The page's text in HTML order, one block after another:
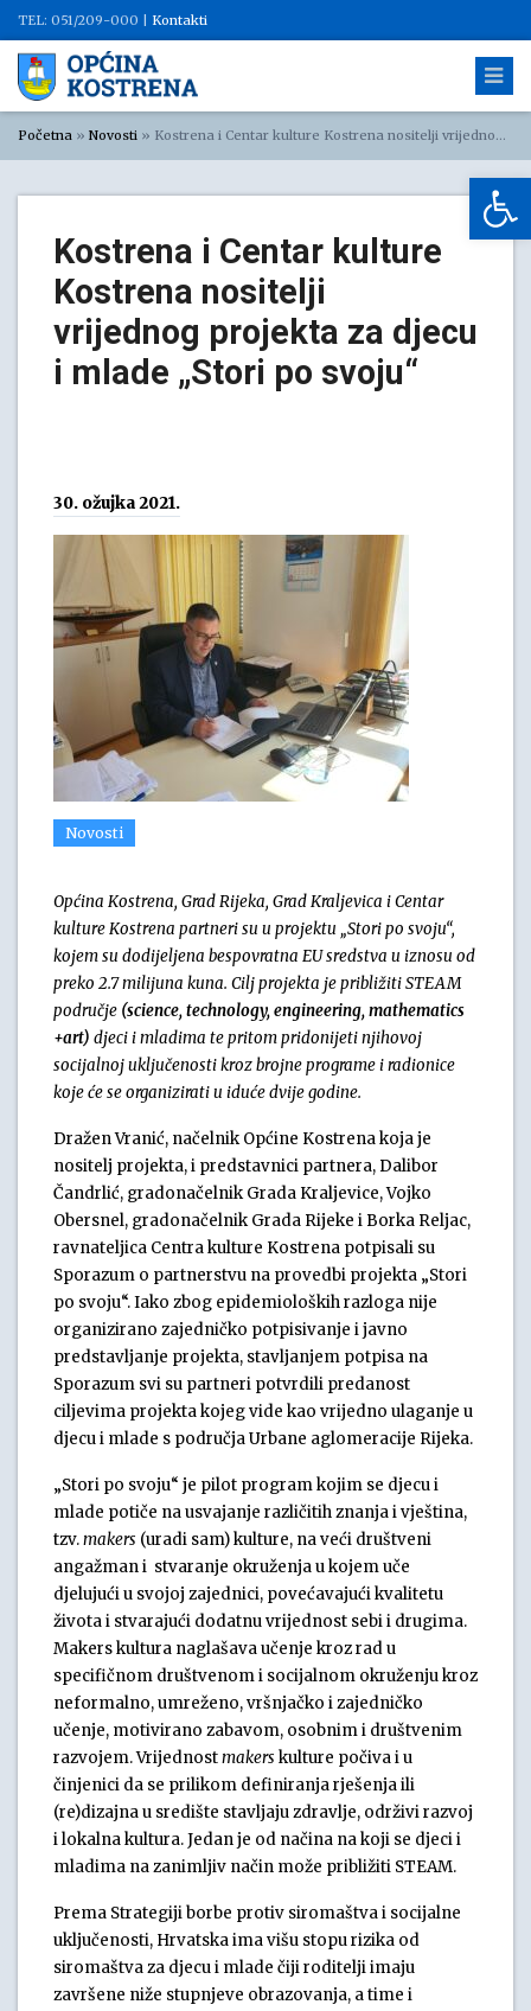
TEL: 051/209-000 | Kontakti
Početna » Novosti » Kostrena i Centar kulture Kostrena nositelji vrijednog projekta za djecu i mlade „Stori po svoju“
Kostrena i Centar kulture
Kostrena nositelji
vrijednog projekta za djecu
i mlade „Stori po svoju“
30. ožujka 2021.
Novosti
Općina Kostrena, Grad Rijeka, Grad Kraljevica i Centar
kulture Kostrena partneri su u projektu „Stori po svoju“,
kojem su dodijeljena bespovratna EU sredstva u iznosu od
preko 2.7 milijuna kuna. Cilj projekta je približiti STEAM
područje (science, technology, engineering, mathematics
+art) djeci i mladima te pritom pridonijeti njihovoj
socijalnoj uključenosti kroz brojne programe i radionice
koje će se organizirati u iduće dvije godine.
Dražen Vranić, načelnik Općine Kostrena koja je
nositelj projekta, i predstavnici partnera, Dalibor
Čandrlić, gradonačelnik Grada Kraljevice, Vojko
Obersnel, gradonačelnik Grada Rijeke i Borka Reljac,
ravnateljica Centra kulture Kostrena potpisali su
Sporazum o partnerstvu na provedbi projekta „Stori
po svoju“. Iako zbog epidemioloških razloga nije
organizirano zajedničko potpisivanje i javno
predstavljanje projekta, stavljanjem potpisa na
Sporazum svi su partneri potvrdili predanost
ciljevima projekta kojeg vide kao vrijedno ulaganje u
djecu i mlade s područja Urbane aglomeracije Rijeka.
„Stori po svoju“ je pilot program kojim se djecu i
mlade potiče na usvajanje različitih znanja i vještina,
tzv.makers (uradi sam) kulture, na veći društveni
angažman i stvaranje okruženja u kojem uče
djelujući u svojoj zajednici, povećavajući kvalitetu
života i stvarajući dodatnu vrijednost sebi i drugima.
Makers kultura naglašava učenje kroz rad u
specifičnom društvenom i socijalnom okruženju kroz
neformalno, umreženo, vršnjačko i zajedničko
učenje, motivirano zabavom, osobnim i društvenim
razvojem. Vrijednostmakers kulture počiva i u
činjenici da se prilikom definiranja rješenja ili
(re)dizajna u središte stavljaju zdravlje, održivi razvoj
i lokalna kultura. Jedan je od načina na koji se djeci i
mladima na zanimljiv način može približiti STEAM.
Prema Strategiji borbe protiv siromaštva i socijalne
uključenosti, Hrvatska ima višu stopu rizika od
siromaštva za djecu i mlade čiji roditelji imaju
završene niže stupnjeve obrazovanja, a time i